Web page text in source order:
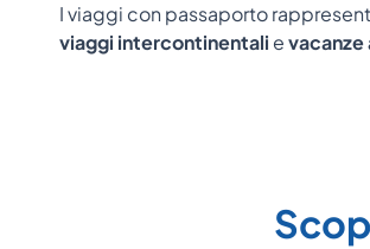
I viaggi con passaporto
viaggi intercontinentali evacanze